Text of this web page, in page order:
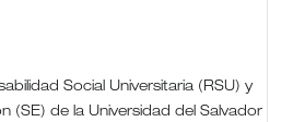
Social Universitaria (RSU) y
(SE) de la Universidad del Salvador